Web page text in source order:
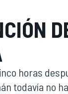
horas
todavía no ha